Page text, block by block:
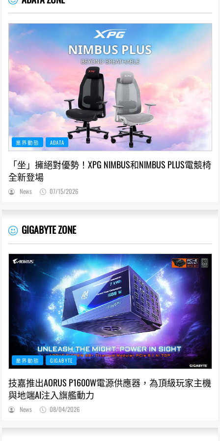
業界動態 ADATA
「坐」擁絕對優勢！XPG NIMBUS和NIMBUS PLUS電競椅
全新登場
News 07/15/2026
GIGABYTE ZONE
業界動態 GIGABYTE
技嘉推出AORUS P1600W電源供應器，為頂級玩家主機
與地端AI注入旗艦動力
News 08/04/2026